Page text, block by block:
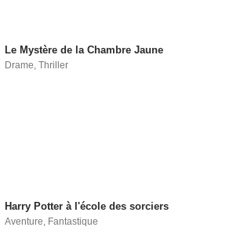
Le Mystère de la Chambre Jaune
Drame,Thriller
Harry Potter à l'école des sorciers
Aventure Fantastique